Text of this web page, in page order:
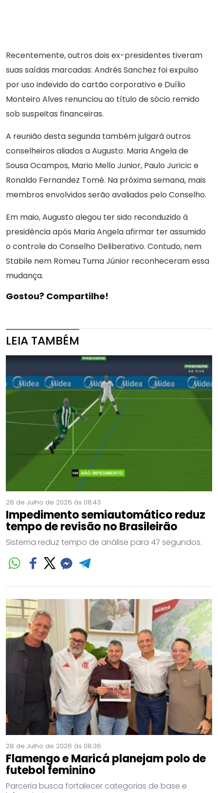
Recentemente, outros dois ex-presidentes tiveram
suas saídas marcadas: Andrés Sanchez foi expulso
por uso indevido do cartão corporativo e Duílio
Monteiro Alves renunciou ao título de sócio remido
sob suspeitas financeiras.
A reunião desta segunda também julgará outros
conselheiros aliados a Augusto: Maria Angela de
Sousa Ocampos, Mario Mello Junior, Paulo Juricic e
Ronaldo Fernandez Tomé. Na próxima semana, mais
membros envolvidos serão avaliados pelo Conselho.
Em maio, Augusto alegou ter sido reconduzido à
presidência após Maria Angela afirmar ter assumido
o controle do Conselho Deliberativo. Contudo, nem
Stabile nem Romeu Tuma Júnior reconheceram essa
mudança.
Gostou? Compartilhe!
LEIA TAMBÉM
28 de Julho de 2026 às 08:43
Impedimento semiautomático reduz
tempo de revisão no Brasileirão
Sistema reduz tempo de análise para 47 segundos.
28 de Julho de 2026 às 08:36
Flamengo e Maricá planejam polo de
futebol feminino
Parceria busca fortalecer categorias de base e